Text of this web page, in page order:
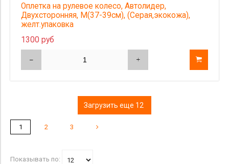
Оплетка на рулевое колесо, Автолидер,
Двухсторонняя, М(37-39см), (Серая,экокожа),
желт.упаковка
1300 руб
Загрузить еще 12
1 2 3
Показывать по: